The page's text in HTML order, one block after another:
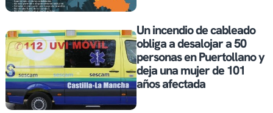
Un incendio de cableado
obliga a desalojar a 50
personas en Puertollano y
deja una mujer de 101
años afectada